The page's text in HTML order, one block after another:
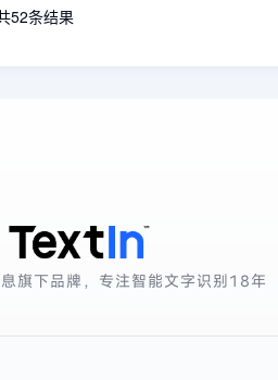
52条结果
旗下品牌，专注智能文字识别18年